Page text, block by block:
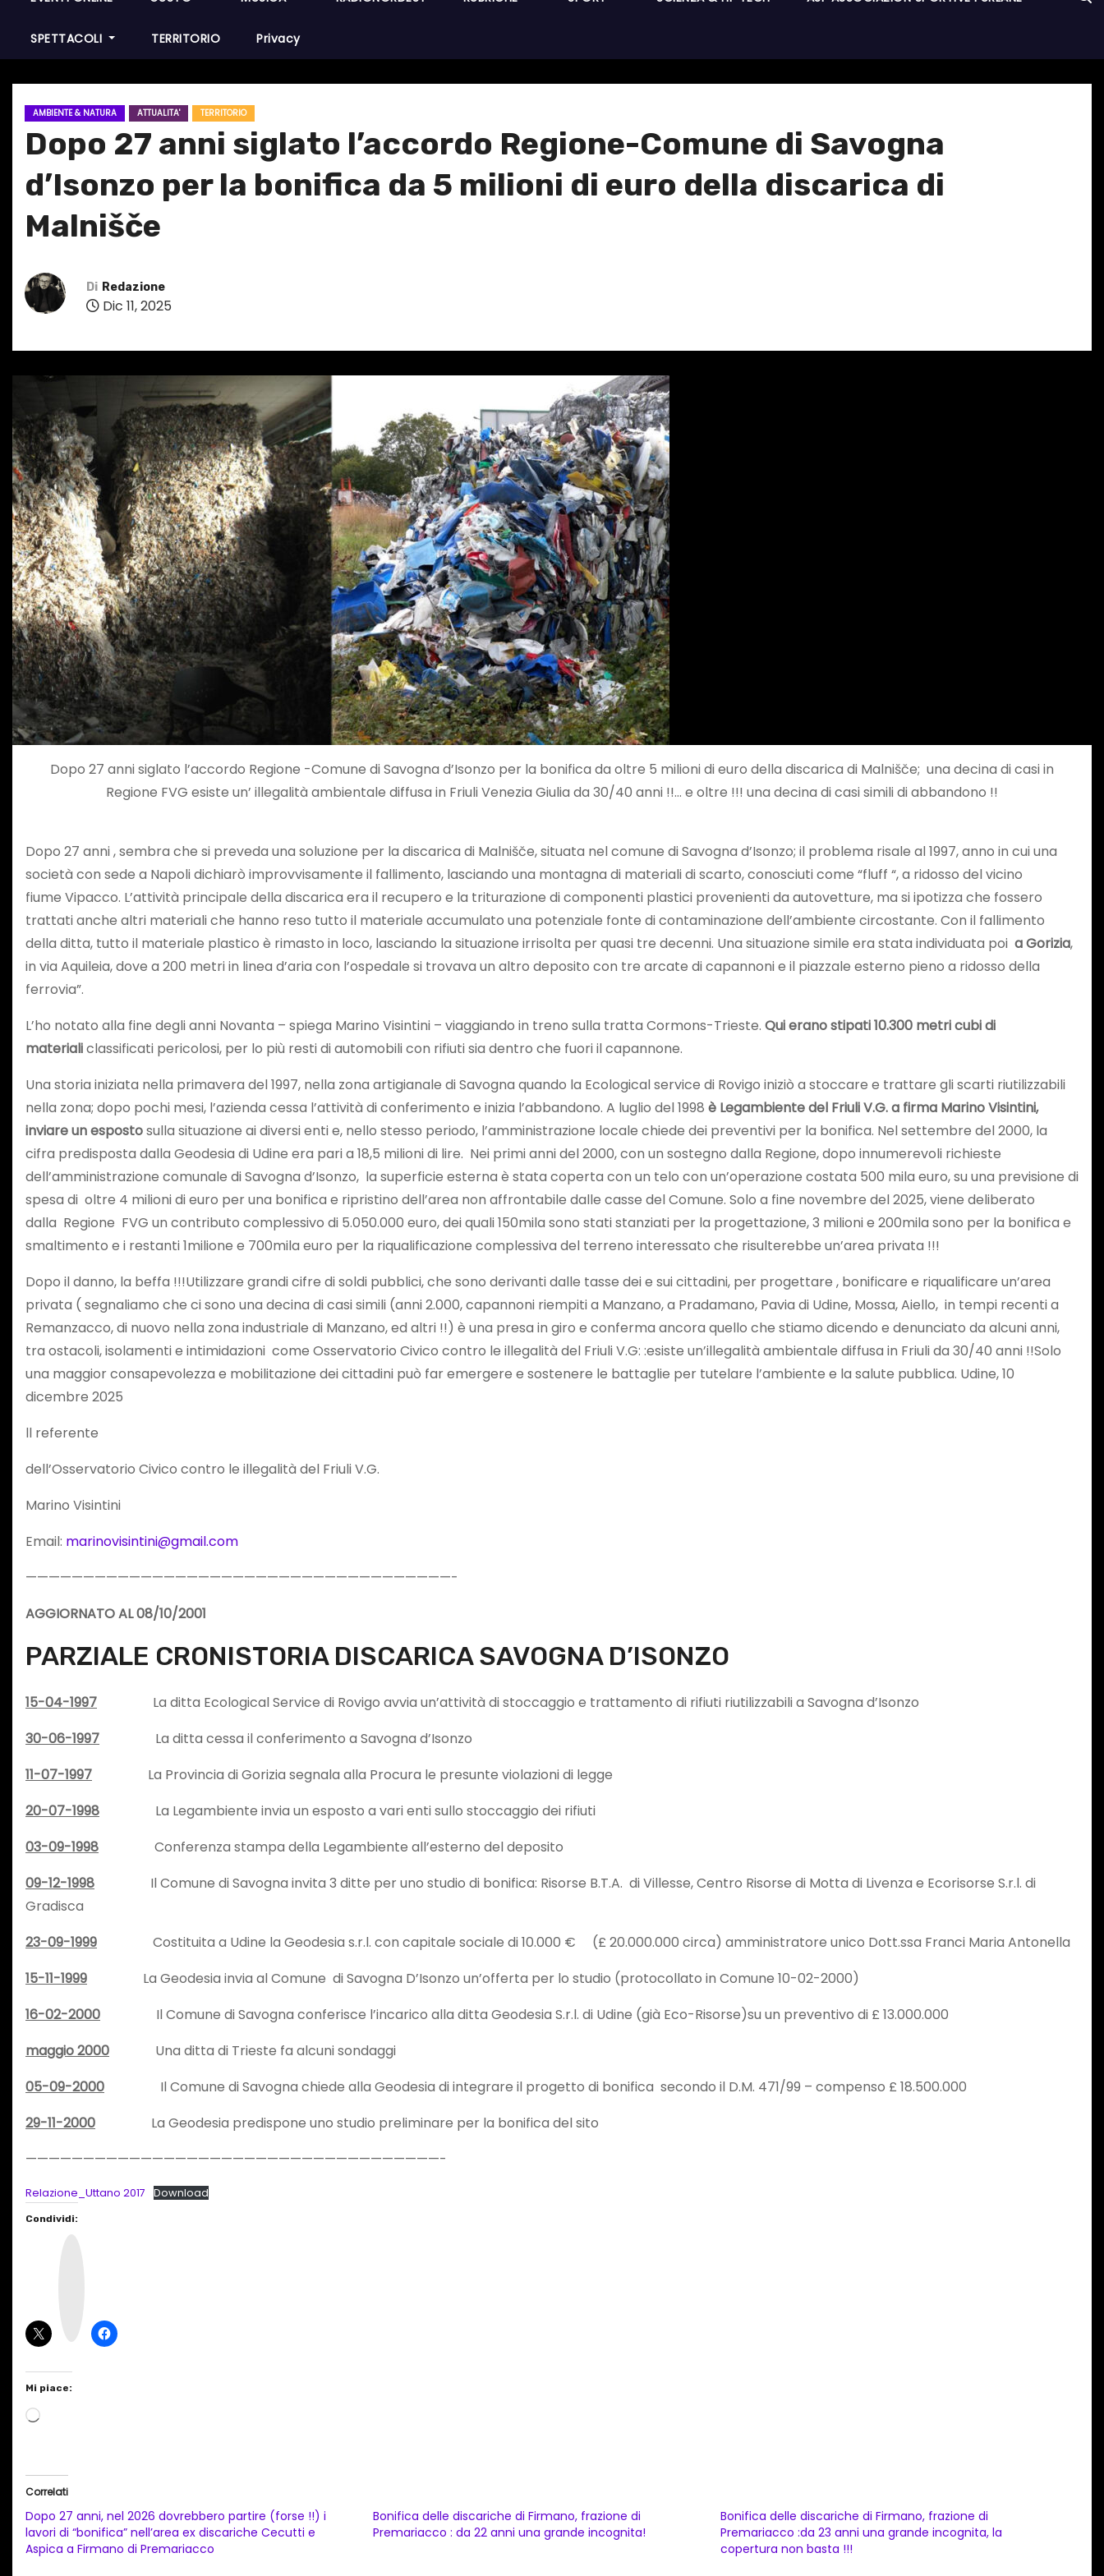
SPETTACOLI TERRITORIO Privacy
AMBIENTE & NATURA ATTUALITA' TERRITORIO
Dopo 27 anni siglato l’accordo Regione-Comune di Savogna
d’Isonzo per la bonifica da 5 milioni di euro della discarica di
Malnišče
Di Redazione
Dic 11, 2025
Dopo 27 anni siglato l’accordo Regione -Comune di Savogna d’Isonzo per la bonifica da oltre 5 milioni di euro della discarica di Malnišče; una decina di casi in
Regione FVG esiste un’ illegalità ambientale diffusa in Friuli Venezia Giulia da 30/40 anni !!… e oltre !!! una decina di casi simili di abbandono !!
Dopo 27 anni , sembra che si preveda una soluzione per la discarica di Malnišče, situata nel comune di Savogna d’Isonzo; il problema risale al 1997, anno in cui una
società con sede a Napoli dichiarò improvvisamente il fallimento, lasciando una montagna di materiali di scarto, conosciuti come “fluff “, a ridosso del vicino
fiume Vipacco. L’attività principale della discarica era il recupero e la triturazione di componenti plastici provenienti da autovetture, ma si ipotizza che fossero
trattati anche altri materiali che hanno reso tutto il materiale accumulato una potenziale fonte di contaminazione dell’ambiente circostante. Con il fallimento
della ditta, tutto il materiale plastico è rimasto in loco, lasciando la situazione irrisolta per quasi tre decenni. Una situazione simile era stata individuata poi a Gorizia,
in via Aquileia, dove a 200 metri in linea d’aria con l’ospedale si trovava un altro deposito con tre arcate di capannoni e il piazzale esterno pieno a ridosso della
ferrovia”.
L’ho notato alla fine degli anni Novanta – spiega Marino Visintini – viaggiando in treno sulla tratta Cormons-Trieste. Qui erano stipati 10.300 metri cubi di
materialiclassificati pericolosi, per lo più resti di automobili con rifiuti sia dentro che fuori il capannone.
Una storia iniziata nella primavera del 1997, nella zona artigianale di Savogna quando la Ecological service di Rovigo iniziò a stoccare e trattare gli scarti riutilizzabili
nella zona; dopo pochi mesi, l’azienda cessa l’attività di conferimento e inizia l’abbandono. A luglio del 1998 è Legambiente del Friuli V.G. a firma Marino Visintini,
inviare un espostosulla situazione ai diversi enti e, nello stesso periodo, l’amministrazione locale chiede dei preventivi per la bonifica. Nel settembre del 2000, la
cifra predisposta dalla Geodesia di Udine era pari a 18,5 milioni di lire. Nei primi anni del 2000, con un sostegno dalla Regione, dopo innumerevoli richieste
dell’amministrazione comunale di Savogna d’Isonzo, la superficie esterna è stata coperta con un telo con un’operazione costata 500 mila euro, su una previsione di
spesa di oltre 4 milioni di euro per una bonifica e ripristino dell’area non affrontabile dalle casse del Comune. Solo a fine novembre del 2025, viene deliberato
dalla Regione FVG un contributo complessivo di 5.050.000 euro, dei quali 150mila sono stati stanziati per la progettazione, 3 milioni e 200mila sono per la bonifica e
smaltimento e i restanti 1milione e 700mila euro per la riqualificazione complessiva del terreno interessato che risulterebbe un’area privata !!!
Dopo il danno, la beffa !!!Utilizzare grandi cifre di soldi pubblici, che sono derivanti dalle tasse dei e sui cittadini, per progettare , bonificare e riqualificare un’area
privata ( segnaliamo che ci sono una decina di casi simili (anni 2.000, capannoni riempiti a Manzano, a Pradamano, Pavia di Udine, Mossa, Aiello, in tempi recenti a
Remanzacco, di nuovo nella zona industriale di Manzano, ed altri !!) è una presa in giro e conferma ancora quello che stiamo dicendo e denunciato da alcuni anni,
tra ostacoli, isolamenti e intimidazioni come Osservatorio Civico contro le illegalità del Friuli V.G: :esiste un’illegalità ambientale diffusa in Friuli da 30/40 anni !!Solo
una maggior consapevolezza e mobilitazione dei cittadini può far emergere e sostenere le battaglie per tutelare l’ambiente e la salute pubblica. Udine, 10
dicembre 2025
ll referente
dell’Osservatorio Civico contro le illegalità del Friuli V.G.
Marino Visintini
Email: marinovisintini@gmail.com
—————————————————————————————————————-
AGGIORNATO AL 08/10/2001
PARZIALE CRONISTORIA DISCARICA SAVOGNA D’ISONZO
15-04-1997 La ditta Ecological Service di Rovigo avvia un’attività di stoccaggio e trattamento di rifiuti riutilizzabili a Savogna d’Isonzo
30-06-1997 La ditta cessa il conferimento a Savogna d’Isonzo
11-07-1997 La Provincia di Gorizia segnala alla Procura le presunte violazioni di legge
20-07-1998 La Legambiente invia un esposto a vari enti sullo stoccaggio dei rifiuti
03-09-1998 Conferenza stampa della Legambiente all’esterno del deposito
09-12-1998 Il Comune di Savogna invita 3 ditte per uno studio di bonifica: Risorse B.T.A. di Villesse, Centro Risorse di Motta di Livenza e Ecorisorse S.r.l. di
Gradisca
23-09-1999 Costituita a Udine la Geodesia s.r.l. con capitale sociale di 10.000 € (£ 20.000.000 circa) amministratore unico Dott.ssa Franci Maria Antonella
15-11-1999 La Geodesia invia al Comune di Savogna D’Isonzo un’offerta per lo studio (protocollato in Comune 10-02-2000)
16-02-2000 Il Comune di Savogna conferisce l’incarico alla ditta Geodesia S.r.l. di Udine (già Eco-Risorse)su un preventivo di £ 13.000.000
maggio 2000 Una ditta di Trieste fa alcuni sondaggi
05-09-2000 Il Comune di Savogna chiede alla Geodesia di integrare il progetto di bonifica secondo il D.M. 471/99 – compenso £ 18.500.000
29-11-2000 La Geodesia predispone uno studio preliminare per la bonifica del sito
————————————————————————————————————-
Relazione_Uttano 2017 Download
Condividi:
Mi piace:
C
a
m
Correlati
Dopo 27 anni, nel 2026 dovrebbero partire (forse !!) i
lavori di “bonifica” nell’area ex discariche Cecutti e
Aspica a Firmano di Premariacco
Bonifica delle discariche di Firmano, frazione di
Premariacco : da 22 anni una grande incognita!
Bonifica delle discariche di Firmano, frazione di
Premariacco :da 23 anni una grande incognita, la
copertura non basta !!!